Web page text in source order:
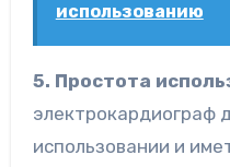
использованию
5. Простота
электрокардиограф
использовании и